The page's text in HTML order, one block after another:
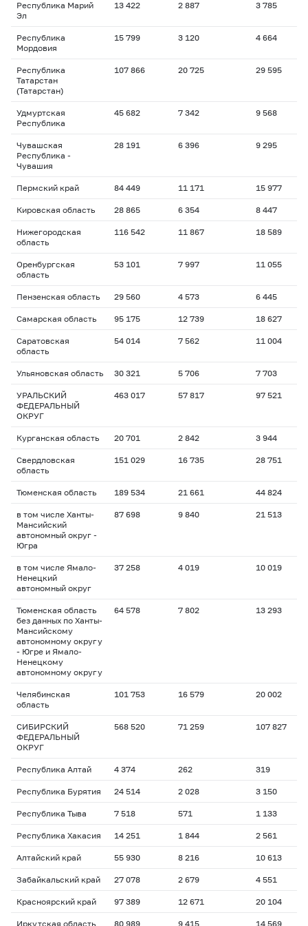
Республика Марий
Эл
13 422 2 887 3 785
Республика
Мордовия
15 799 3 120 4 664
Республика
Татарстан
(Татарстан)
107 866 20 725 29 595
Удмуртская
Республика
45 682 7 342 9 568
Чувашская
Республика -
Чувашия
28 191 6 396 9 295
Пермский край 84 449 11 171 15 977
Кировская область 28 865 6 354 8 447
Нижегородская
область
116 542 11 867 18 589
Оренбургская
область
53 101 7 997 11 055
Пензенская область 29 560 4 573 6 445
Самарская область 95 175 12 739 18 627
Саратовская
область
54 014 7 562 11 004
Ульяновская область 30 321 5 706 7 703
УРАЛЬСКИЙ
ФЕДЕРАЛЬНЫЙ
ОКРУГ
463 017 57 817 97 521
Курганская область 20 701 2 842 3 944
Свердловская
область
151 029 16 735 28 751
Тюменская область 189 534 21 661 44 824
в том числе Ханты-
Мансийский
автономный округ -
Югра
87 698 9 840 21 513
в том числе Ямало-
Ненецкий
автономный округ
37 258 4 019 10 019
Тюменская область
без данных по Ханты-
Мансийскому
автономному округу
- Югре и Ямало-
Ненецкому
автономному округу
64 578 7 802 13 293
Челябинская
область
101 753 16 579 20 002
СИБИРСКИЙ
ФЕДЕРАЛЬНЫЙ
ОКРУГ
568 520 71 259 107 827
Республика Алтай 4 374 262 319
Республика Бурятия 24 514 2 028 3 150
Республика Тыва 7 518 571 1 133
Республика Хакасия 14 251 1 844 2 561
Алтайский край 55 930 8 216 10 613
Забайкальский край 27 078 2 679 4 551
Красноярский край 97 389 12 671 20 104
Иркутская область 80 989 9 415 14 569